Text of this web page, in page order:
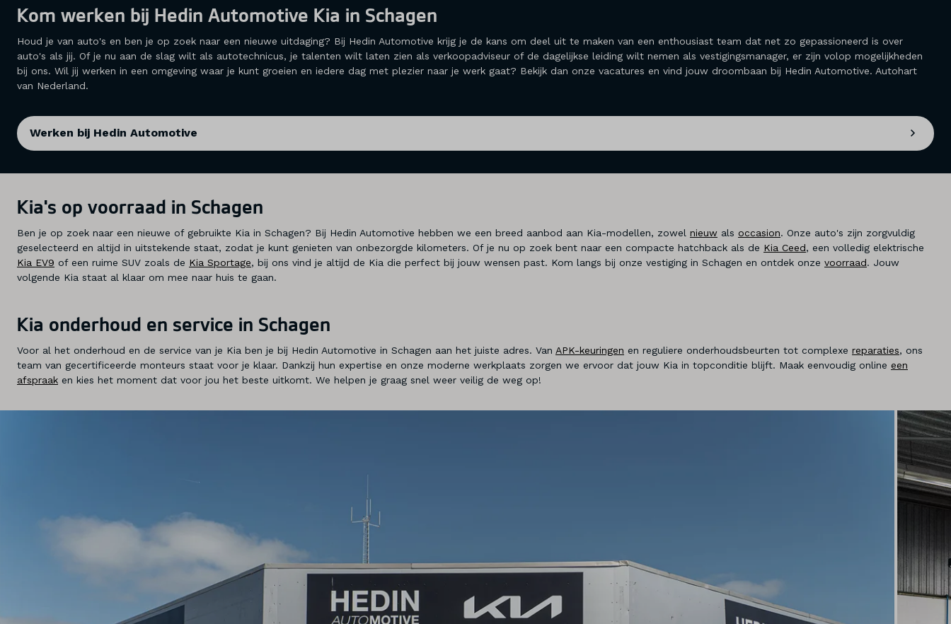
Kom werken bij Hedin Automotive Kia in Schagen
Houd je van auto's en ben je op zoek naar een nieuwe uitdaging? Bij Hedin Automotive krijg je de kans om deel uit te maken van een enthousiast team dat net zo gepassioneerd is over
auto's als jij. Of je nu aan de slag wilt als autotechnicus, je talenten wilt laten zien als verkoopadviseur of de dagelijkse leiding wilt nemen als vestigingsmanager, er zijn volop mogelijkheden
bij ons. Wil jij werken in een omgeving waar je kunt groeien en iedere dag met plezier naar je werk gaat? Bekijk dan onze vacatures en vind jouw droombaan bij Hedin Automotive. Autohart
van Nederland.
Werken bij Hedin Automotive
Kia's op voorraad in Schagen
Ben je op zoek naar een nieuwe of gebruikte Kia in Schagen? Bij Hedin Automotive hebben we een breed aanbod aan Kia-modellen, zowel nieuw als occasion. Onze auto's zijn zorgvuldig
geselecteerd en altijd in uitstekende staat, zodat je kunt genieten van onbezorgde kilometers. Of je nu op zoek bent naar een compacte hatchback als de Kia Ceed, een volledig elektrische
Kia EV9 of een ruime SUV zoals de Kia Sportage, bij ons vind je altijd de Kia die perfect bij jouw wensen past. Kom langs bij onze vestiging in Schagen en ontdek onze voorraad. Jouw
volgende Kia staat al klaar om mee naar huis te gaan.
Kia onderhoud en service in Schagen
Voor al het onderhoud en de service van je Kia ben je bij Hedin Automotive in Schagen aan het juiste adres. Van APK-keuringen en reguliere onderhoudsbeurten tot complexe reparaties, ons
team van gecertificeerde monteurs staat voor je klaar. Dankzij hun expertise en onze moderne werkplaats zorgen we ervoor dat jouw Kia in topconditie blijft. Maak eenvoudig online een
afspraak en kies het moment dat voor jou het beste uitkomt. We helpen je graag snel weer veilig de weg op!